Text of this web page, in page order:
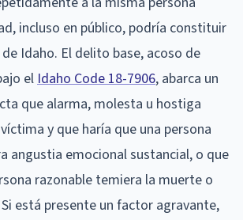
incluso en público, podría constituir
Idaho. El delito base, acoso de
elIdaho Code 18-7906, abarca un
que alarma, molesta u hostiga
y que haría que una persona
angustia emocional sustancial, o que
razonable temiera la muerte o
está presente un factor agravante,